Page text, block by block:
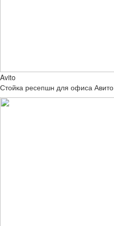
Avito
Стойка ресепшн для офиса Авито